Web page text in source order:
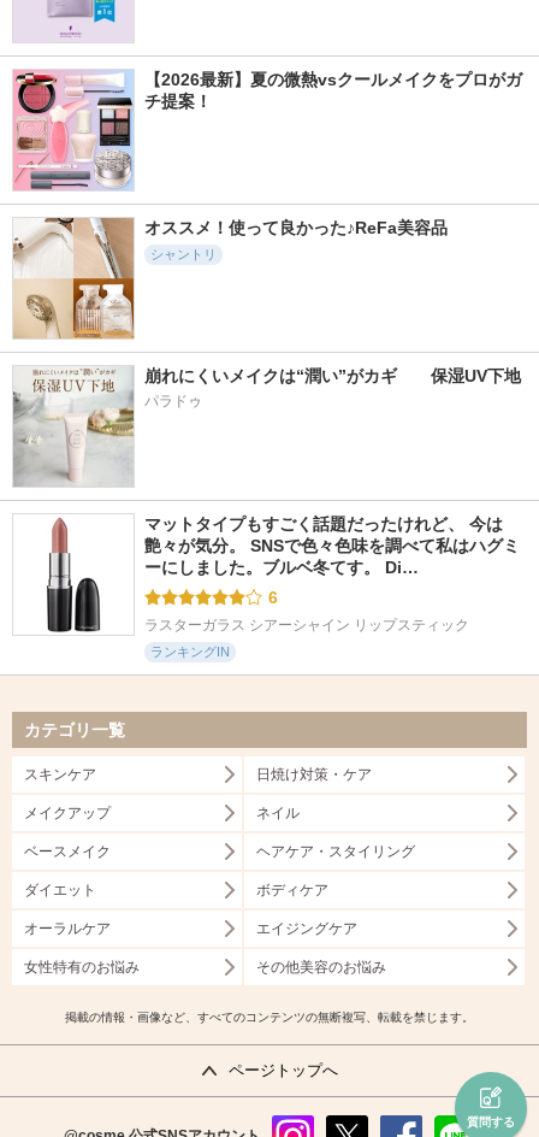
質問する
【2026最新】夏の微熱vsクールメイクをプロがガ
チ提案！
オススメ！使って良かった♪ReFa美容品
シャントリ
崩れにくいメイクは“潤い”がカギ　　保湿UV下地
パラドゥ
マットタイプもすごく話題だったけれど、 今は
艶々が気分。 SNSで色々色味を調べて私はハグミ
ーにしました。ブルベ冬てす。 Di…
6
ラスターガラス シアーシャイン リップスティック
ランキングIN
カテゴリ一覧
スキンケア 日焼け対策・ケア
メイクアップ ネイル
ベースメイク ヘアケア・スタイリング
ダイエット ボディケア
オーラルケア エイジングケア
女性特有のお悩み その他美容のお悩み
掲載の情報・画像など、すべてのコンテンツの無断複写、転載を禁じます。
ページトップへ